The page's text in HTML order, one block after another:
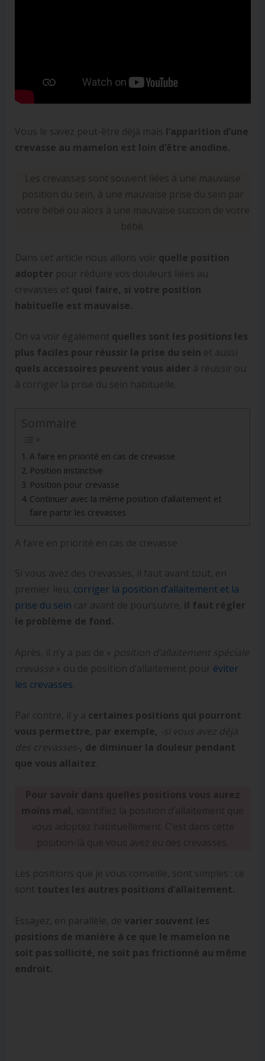
Vous le savez peut-être déjà mais l’apparition d’une
crevasse au mamelon est loin d’être anodine.
Les crevasses sont souvent liées à une mauvaise
position du sein, à une mauvaise prise du sein par
votre bébé ou alors à une mauvaise succion de votre
bébé.
Dans cet article nous allons voir quelle position
adopter pour réduire vos douleurs liées au
crevasses et quoi faire, si votre position
habituelle est mauvaise.
On va voir également quelles sont les positions les
plus faciles pour réussir la prise du sein et aussi
quels accessoires peuvent vous aider à réussir ou
à corriger la prise du sein habituelle.
Sommaire
A faire en priorité en cas de crevasse
Position instinctive
Position pour crevasse
Continuer avec la même position d’allaitement et
faire partir les crevasses
A faire en priorité en cas de crevasse
Si vous avez des crevasses, il faut avant tout, en
premier lieu, corriger la position d’allaitement et la
prise du sein car avant de poursuivre, il faut régler
le problème de fond.
Après, il n’y a pas de » position d’allaitement spéciale
crevasse» ou de position d’allaitement pour éviter
les crevasses.
Par contre, il y a certaines positions qui pourront
vous permettre, par exemple, -si vous avez déjà
des crevasses- , de diminuer la douleur pendant
que vous allaitez.
Pour savoir dans quelles positions vous aurez
moins mal, identifiez la position d’allaitement que
vous adoptez habituellement. C’est dans cette
position-là que vous avez eu des crevasses.
Les positions que je vous conseille, sont simples : ce
sont toutes les autres positions d’allaitement.
Essayez, en parallèle, de varier souvent les
positions de manière à ce que le mamelon ne
soit pas sollicité, ne soit pas frictionné au même
endroit.